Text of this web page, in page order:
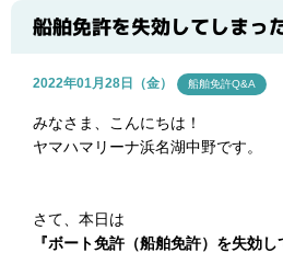
船舶免許を失効してしまっ
2022年01月28日（金） 船舶免許Q&A
みなさま、こんにちは！
ヤマハマリーナ浜名湖中野です。
さて、本日は
『ボート免許（船舶免許）を失効し